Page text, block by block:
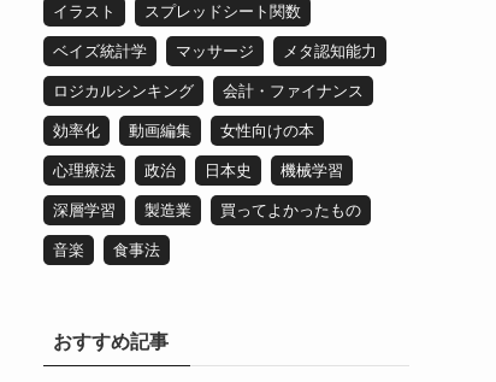
イラスト スプレッドシート関数
ベイズ統計学 マッサージ メタ認知能力
ロジカルシンキング 会計・ファイナンス
効率化 動画編集 女性向けの本
心理療法 政治 日本史 機械学習
深層学習 製造業 買ってよかったもの
音楽 食事法
おすすめ記事